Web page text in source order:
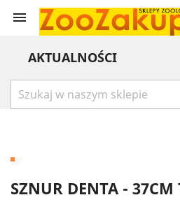

AKTUALNOŚCI
SZNUR DENTA - 37CM